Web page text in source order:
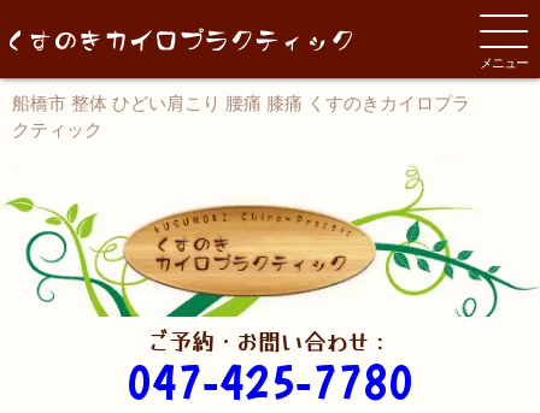
船橋市 整体 ひどい肩こり 腰痛 膝痛 くすのきカイロプラ
クティック
ご予約・お問い合わせ：
047-425-7780
メニュー